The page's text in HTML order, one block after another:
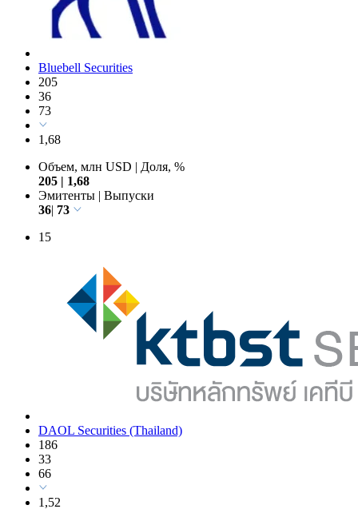
Bluebell Securities
205
36
73
1,68
Объем, млн USD | Доля, %
205 | 1,68
Эмитенты | Выпуски
36| 73
15
DAOL Securities (Thailand)
186
33
66
1,52